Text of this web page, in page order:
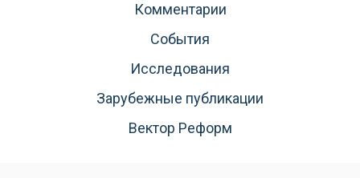
Комментарии
События
Исследования
Зарубежные публикации
Вектор Реформ